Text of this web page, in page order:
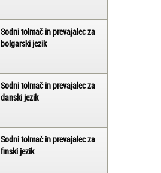
Sodni tolmač in prevajalec za
bolgarski jezik
Sodni tolmač in prevajalec za
danski jezik
Sodni tolmač in prevajalec za
finski jezik